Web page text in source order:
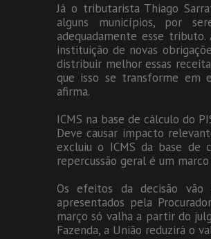
Já o tributarista Thiago
alguns municípios, por
adequadamente esse
instituição de novas
distribuir melhor essas
que isso se transforme em
afirma.
ICMS na base de cálculo do
Deve causar impacto
excluiu o ICMS da base de
repercussão geral é um
Os efeitos da decisão vão
apresentados pela
março só valha a partir do
Fazenda, a União reduzirá o